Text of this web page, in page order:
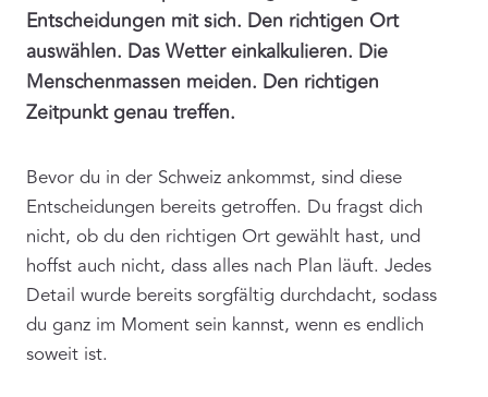
Entscheidungen mit sich. Den richtigen Ort
auswählen. Das Wetter einkalkulieren. Die
Menschenmassen meiden. Den richtigen
Zeitpunkt genau treffen.
Bevor du in der Schweiz ankommst, sind diese
Entscheidungen bereits getroffen. Du fragst dich
nicht, ob du den richtigen Ort gewählt hast, und
hoffst auch nicht, dass alles nach Plan läuft. Jedes
Detail wurde bereits sorgfältig durchdacht, sodass
du ganz im Moment sein kannst, wenn es endlich
soweit ist.